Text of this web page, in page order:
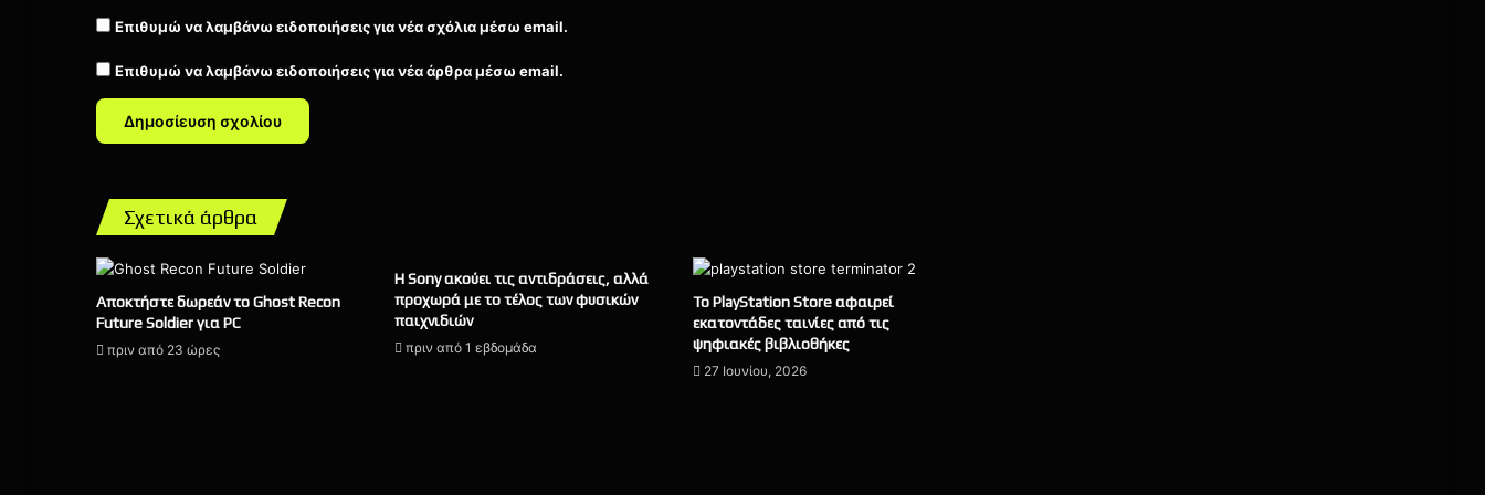
Επιθυμώ να λαμβάνω ειδοποιήσεις για νέα σχόλια μέσω email.
Επιθυμώ να λαμβάνω ειδοποιήσεις για νέα άρθρα μέσω email.
Σχετικά άρθρα
Αποκτήστε δωρεάν το Ghost Recon
Future Soldier για PC
πριν από 23 ώρες
Η Sony ακούει τις αντιδράσεις, αλλά
προχωρά με το τέλος των φυσικών
παιχνιδιών
πριν από 1 εβδομάδα
Το PlayStation Store αφαιρεί
εκατοντάδες ταινίες από τις
ψηφιακές βιβλιοθήκες
27 Ιουνίου, 2026